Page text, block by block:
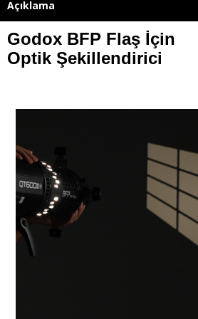
Açıklama
Godox BFP Flaş İçin
Optik Şekillendirici